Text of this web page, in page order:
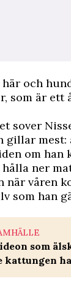
och
som är ett
sover
gillar mest:
om han
ner
när våren
som han
som
kattungen